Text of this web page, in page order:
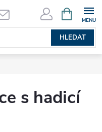
HLEDAT
NÁKUPNÍ
KOŠÍK
s hadicí